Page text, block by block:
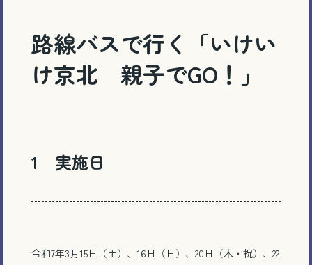
路線バスで行く「いけい
け京北 親子でGO！」
1 実施日
令和7年3月15日（土）、16日（日）、20日（木・祝）、22